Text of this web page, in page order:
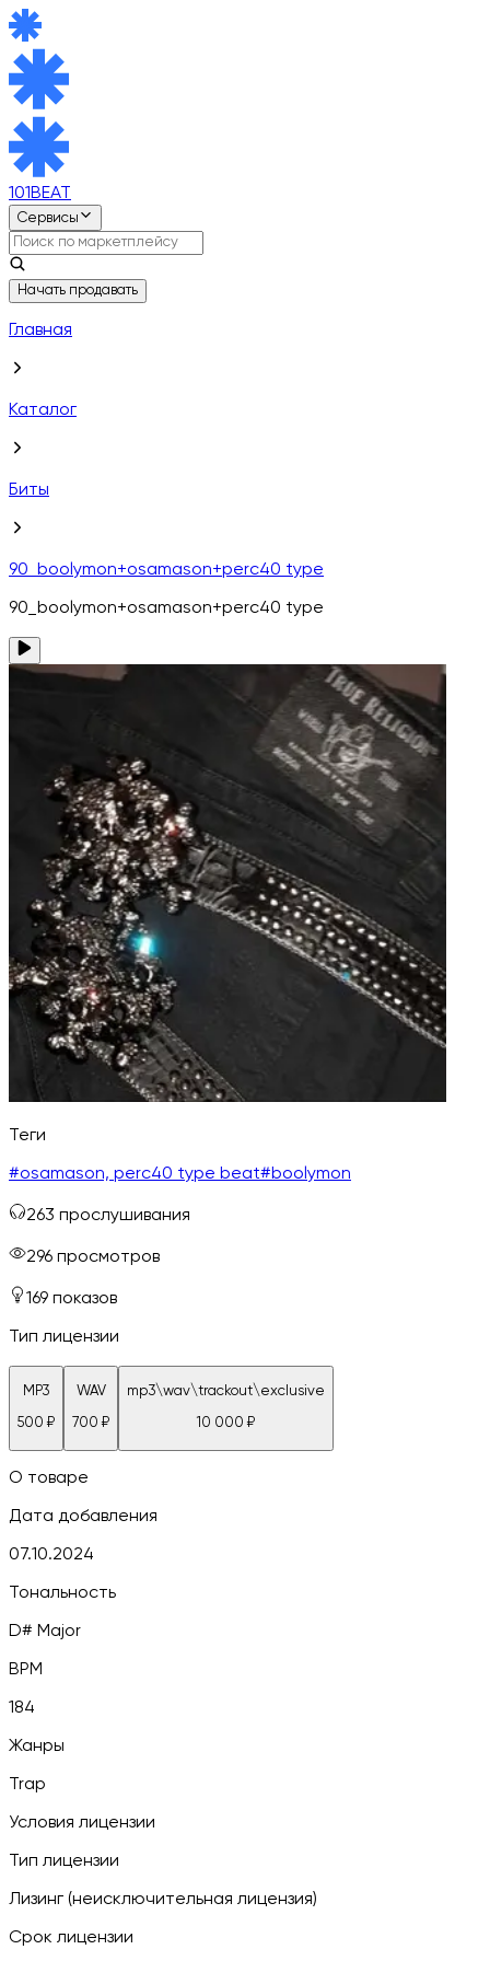
101BEAT
Сервисы
Начать продавать
Главная
Каталог
Биты
90_boolymon+osamason+perc40 type
90_boolymon+osamason+perc40 type
Теги
#osamason, perc40 type beat#boolymon
263 прослушивания
296 просмотров
169 показов
Тип лицензии
MP3
500 ₽
WAV
700 ₽
mp3\wav\trackout\exclusive
10 000 ₽
О товаре
Дата добавления
07.10.2024
Тональность
D# Major
BPM
184
Жанры
Trap
Условия лицензии
Тип лицензии
Лизинг (неисключительная лицензия)
Срок лицензии